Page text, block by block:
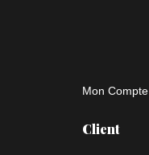
Mon Compte
Client